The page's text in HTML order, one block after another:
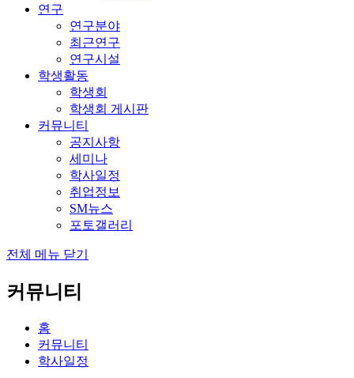
연구
연구분야
최근연구
연구시설
학생활동
학생회
학생회 게시판
커뮤니티
공지사항
세미나
학사일정
취업정보
SM뉴스
포토갤러리
전체 메뉴 닫기
커뮤니티
홈
커뮤니티
학사일정